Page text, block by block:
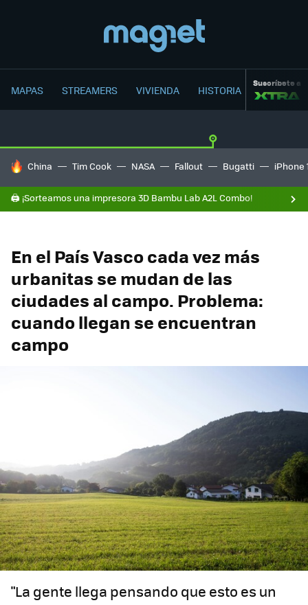
MAPAS STREAMERS VIVIENDA HISTORIA Suscríbete a
HOY SE HABLA DE
China Tim Cook NASA Fallout Bugatti iPhone
🖨️ ¡Sorteamos una impresora 3D Bambu Lab A2L Combo!
En el País Vasco cada vez más
urbanitas se mudan de las
ciudades al campo. Problema:
cuando llegan se encuentran
campo
"La gente llega pensando que esto es un